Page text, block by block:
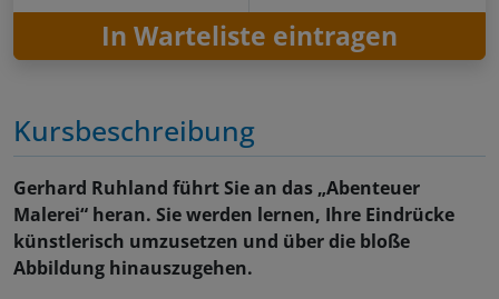
Kursbeschreibung
Gerhard Ruhland führt Sie an das „Abenteuer
Malerei“ heran. Sie werden lernen, Ihre Eindrücke
künstlerisch umzusetzen und über die bloße
Abbildung hinauszugehen.
In Warteliste eintragen